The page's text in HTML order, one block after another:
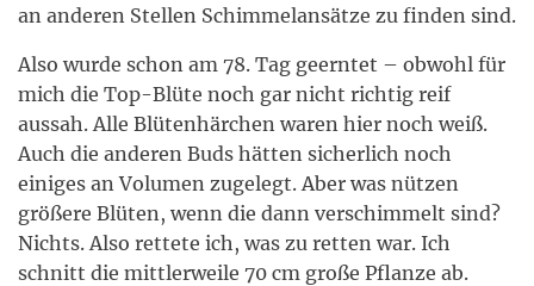
an anderen Stellen Schimmelansätze zu finden sind.
Also wurde schon am 78. Tag geerntet – obwohl für
mich die Top-Blüte noch gar nicht richtig reif
aussah. Alle Blütenhärchen waren hier noch weiß.
Auch die anderen Buds hätten sicherlich noch
einiges an Volumen zugelegt. Aber was nützen
größere Blüten, wenn die dann verschimmelt sind?
Nichts. Also rettete ich, was zu retten war. Ich
schnitt die mittlerweile 70 cm große Pflanze ab.